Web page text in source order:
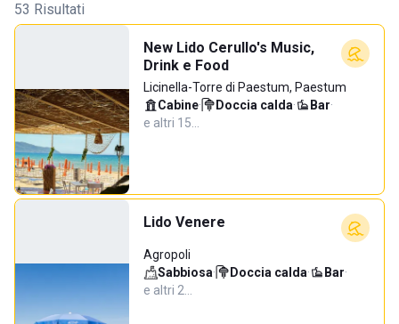
53 Risultati
New Lido Cerullo's Music,
Drink e Food
Licinella-Torre di Paestum, Paestum
Cabine· Doccia calda· Bar·
e altri 15…
Lido Venere
Agropoli
Sabbiosa· Doccia calda· Bar·
e altri 2…